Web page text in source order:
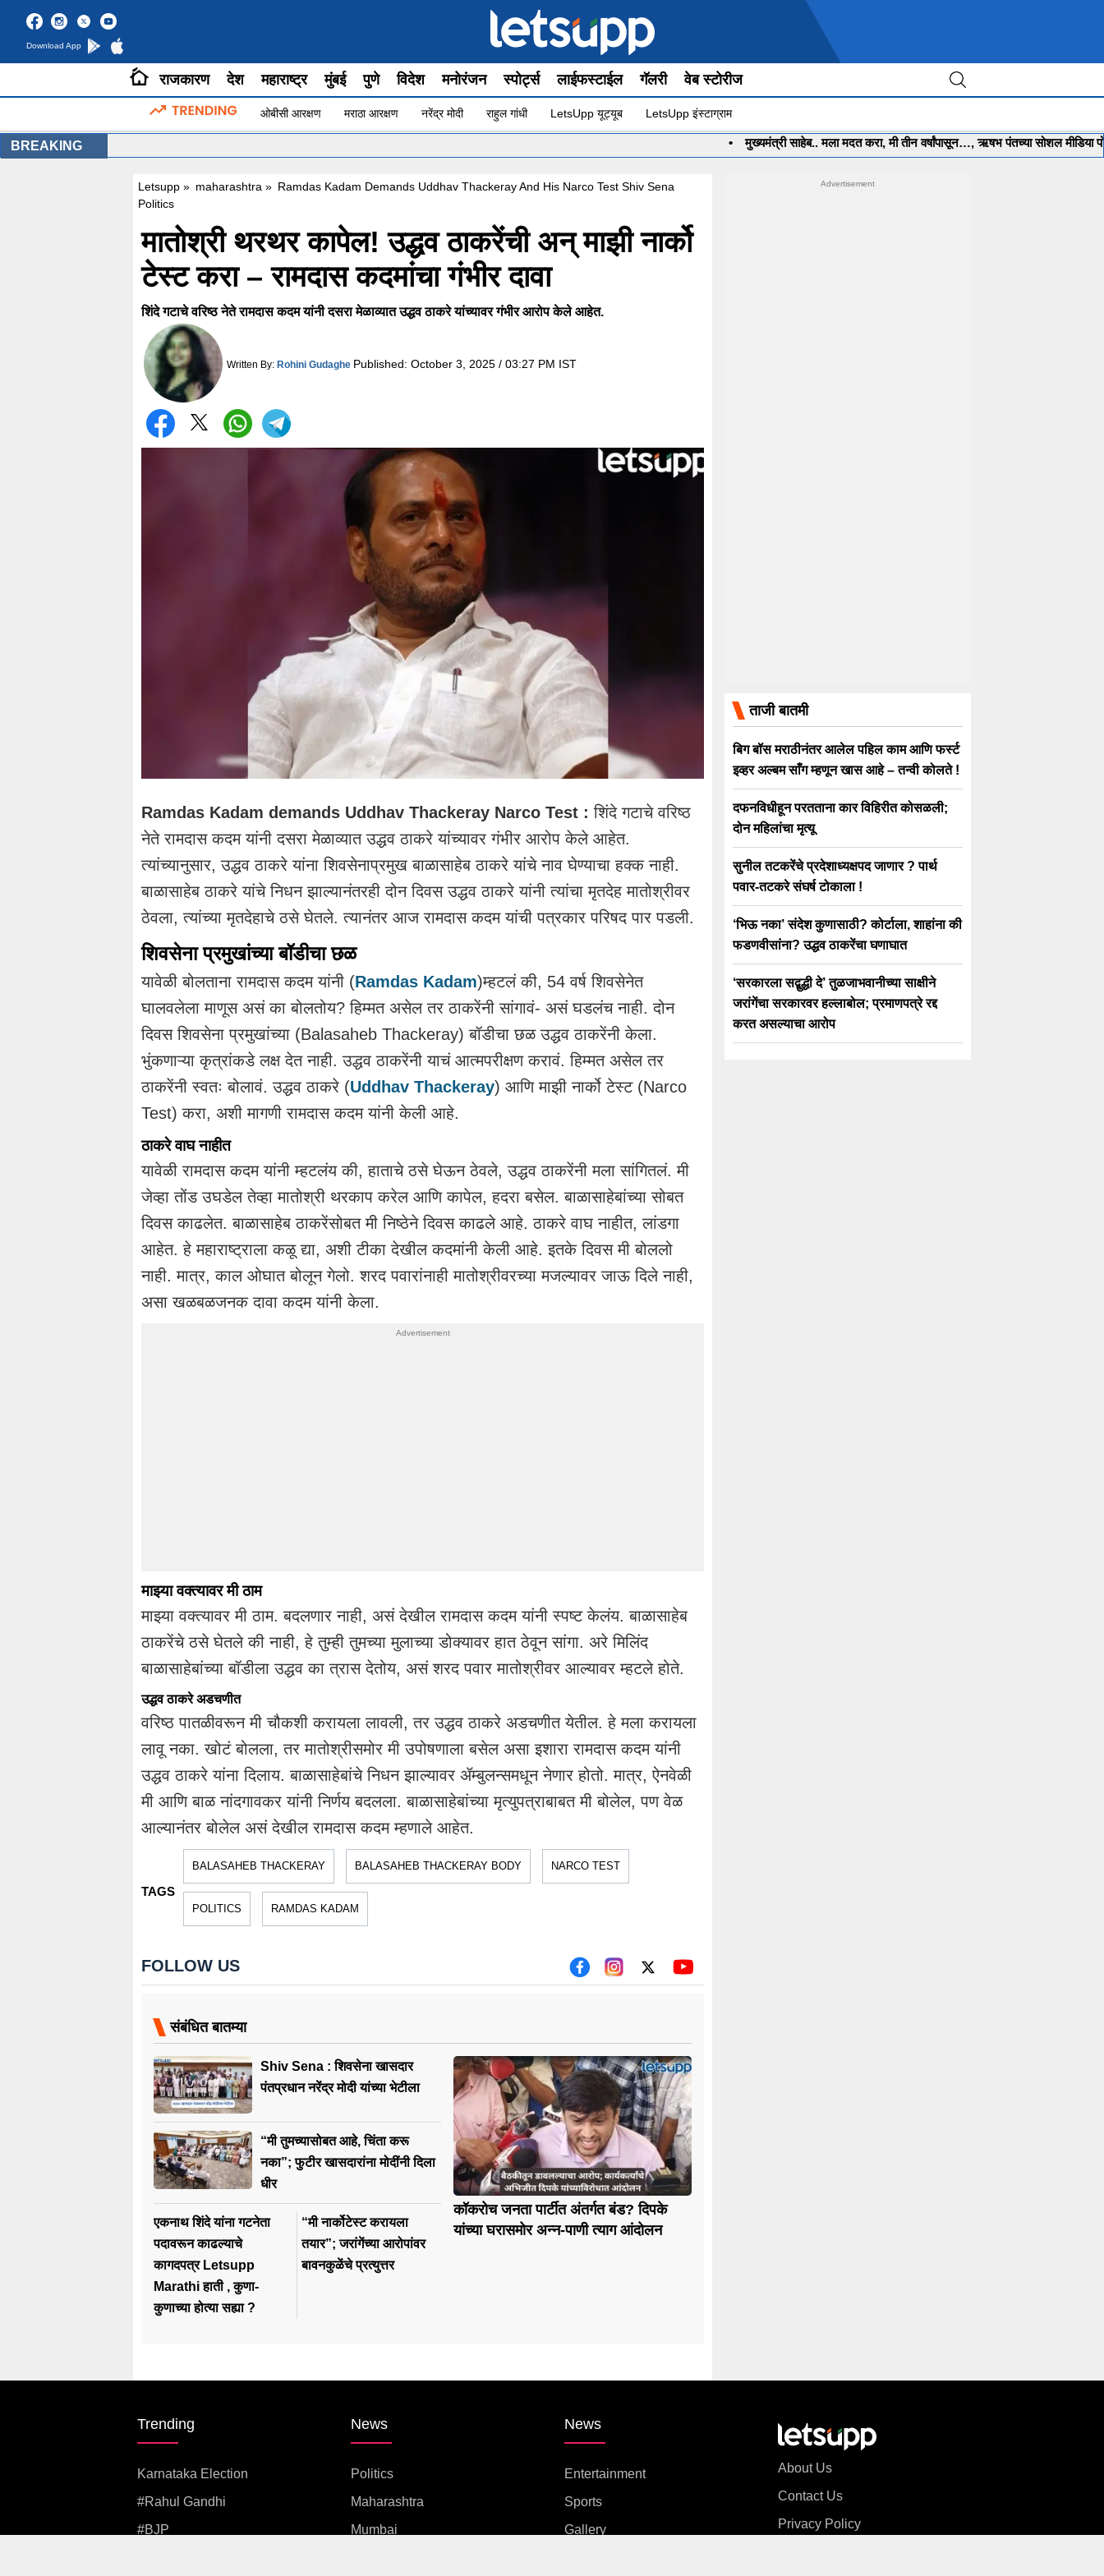
Download App
राजकारण देश महाराष्ट्र मुंबई पुणे विदेश मनोरंजन स्पोर्ट्स लाईफस्टाईल गॅलरी वेब स्टोरीज
ओबीसी आरक्षण मराठा आरक्षण नरेंद्र मोदी राहुल गांधी LetsUpp यूट्यूब LetsUpp इंस्टाग्राम
BREAKING मुख्यमंत्री साहेब.. मला मदत करा, मी तीन वर्षांपासून…, ऋषभ पंतच्या सोशल मीडिया पोस्टने
Letsupp » maharashtra » Ramdas Kadam Demands Uddhav Thackeray And His Narco Test Shiv Sena
Politics
मातोश्री थरथर कापेल! उद्धव ठाकरेंची अन् माझी नार्को
टेस्ट करा – रामदास कदमांचा गंभीर दावा
शिंदे गटाचे वरिष्ठ नेते रामदास कदम यांनी दसरा मेळाव्यात उद्धव ठाकरे यांच्यावर गंभीर आरोप केले आहेत.
Written By: Rohini Gudaghe Published: October 3, 2025 / 03:27 PM IST
Ramdas Kadam demands Uddhav Thackeray Narco Test : शिंदे गटाचे वरिष्ठ
नेते रामदास कदम यांनी दसरा मेळाव्यात उद्धव ठाकरे यांच्यावर गंभीर आरोप केले आहेत.
त्यांच्यानुसार, उद्धव ठाकरे यांना शिवसेनाप्रमुख बाळासाहेब ठाकरे यांचे नाव घेण्याचा हक्क नाही.
बाळासाहेब ठाकरे यांचे निधन झाल्यानंतरही दोन दिवस उद्धव ठाकरे यांनी त्यांचा मृतदेह मातोश्रीवर
ठेवला, त्यांच्या मृतदेहाचे ठसे घेतले. त्यानंतर आज रामदास कदम यांची पत्रकार परिषद पार पडली.
शिवसेना प्रमुखांच्या बॉडीचा छळ
यावेळी बोलताना रामदास कदम यांनी (Ramdas Kadam)म्हटलं की, 54 वर्ष शिवसेनेत
घालवलेला माणूस असं का बोलतोय? हिम्मत असेल तर ठाकरेंनी सांगावं- असं घडलंच नाही. दोन
दिवस शिवसेना प्रमुखांच्या (Balasaheb Thackeray) बॉडीचा छळ उद्धव ठाकरेंनी केला.
भुंकणाऱ्या कृत्रांकडे लक्ष देत नाही. उद्धव ठाकरेंनी याचं आत्मपरीक्षण करावं. हिम्मत असेल तर
ठाकरेंनी स्वतः बोलावं. उद्धव ठाकरे (Uddhav Thackeray) आणि माझी नार्को टेस्ट (Narco
Test) करा, अशी मागणी रामदास कदम यांनी केली आहे.
ठाकरे वाघ नाहीत
यावेळी रामदास कदम यांनी म्हटलंय की, हाताचे ठसे घेऊन ठेवले, उद्धव ठाकरेंनी मला सांगितलं. मी
जेव्हा तोंड उघडेल तेव्हा मातोश्री थरकाप करेल आणि कापेल, हदरा बसेल. बाळासाहेबांच्या सोबत
दिवस काढलेत. बाळासाहेब ठाकरेंसोबत मी निष्ठेने दिवस काढले आहे. ठाकरे वाघ नाहीत, लांडगा
आहेत. हे महाराष्ट्राला कळू द्या, अशी टीका देखील कदमांनी केली आहे. इतके दिवस मी बोललो
नाही. मात्र, काल ओघात बोलून गेलो. शरद पवारांनाही मातोश्रीवरच्या मजल्यावर जाऊ दिले नाही,
असा खळबळजनक दावा कदम यांनी केला.
माझ्या वक्त्यावर मी ठाम
माझ्या वक्त्यावर मी ठाम. बदलणार नाही, असं देखील रामदास कदम यांनी स्पष्ट केलंय. बाळासाहेब
ठाकरेंचे ठसे घेतले की नाही, हे तुम्ही तुमच्या मुलाच्या डोक्यावर हात ठेवून सांगा. अरे मिलिंद
बाळासाहेबांच्या बॉडीला उद्धव का त्रास देतोय, असं शरद पवार मातोश्रीवर आल्यावर म्हटले होते.
उद्धव ठाकरे अडचणीत
वरिष्ठ पातळीवरून मी चौकशी करायला लावली, तर उद्धव ठाकरे अडचणीत येतील. हे मला करायला
लावू नका. खोटं बोलला, तर मातोश्रीसमोर मी उपोषणाला बसेल असा इशारा रामदास कदम यांनी
उद्धव ठाकरे यांना दिलाय. बाळासाहेबांचे निधन झाल्यावर ॲम्बुलन्समधून नेणार होतो. मात्र, ऐनवेळी
मी आणि बाळ नांदगावकर यांनी निर्णय बदलला. बाळासाहेबांच्या मृत्युपत्राबाबत मी बोलेल, पण वेळ
आल्यानंतर बोलेल असं देखील रामदास कदम म्हणाले आहेत.
TAGS
BALASAHEB THACKERAY BALASAHEB THACKERAY BODY NARCO TEST
POLITICS RAMDAS KADAM
FOLLOW US
संबंधित बातम्या
Shiv Sena : शिवसेना खासदार
पंतप्रधान नरेंद्र मोदी यांच्या भेटीला
“मी तुमच्यासोबत आहे, चिंता करू
नका”; फुटीर खासदारांना मोदींनी दिला
धीर
एकनाथ शिंदे यांना गटनेता
पदावरून काढल्याचे
कागदपत्र Letsupp
Marathi हाती , कुणा-
कुणाच्या होत्या सह्या ?
“मी नार्कोटेस्ट करायला
तयार”; जरांगेंच्या आरोपांवर
बावनकुळेंचे प्रत्युत्तर
कॉकरोच जनता पार्टीत अंतर्गत बंड? दिपके
यांच्या घरासमोर अन्न-पाणी त्याग आंदोलन
ताजी बातमी
बिग बॉस मराठीनंतर आलेल पहिल काम आणि फर्स्ट
इव्हर अल्बम साँग म्हणून खास आहे – तन्वी कोलते !
दफनविधीहून परतताना कार विहिरीत कोसळली;
दोन महिलांचा मृत्यू
सुनील तटकरेंचे प्रदेशाध्यक्षपद जाणार ? पार्थ
पवार-तटकरे संघर्ष टोकाला !
‘भिऊ नका’ संदेश कुणासाठी? कोर्टाला, शाहांना की
फडणवीसांना? उद्धव ठाकरेंचा घणाघात
‘सरकारला सद्बुद्धी दे’ तुळजाभवानीच्या साक्षीने
जरांगेंचा सरकारवर हल्लाबोल; प्रमाणपत्रे रद्द
करत असल्याचा आरोप
Trending
Karnataka Election
#rahul Gandhi
#BJP
News
Politics
Maharashtra
Mumbai
News
Entertainment
Sports
Gallery
About Us
Contact Us
Privacy Policy